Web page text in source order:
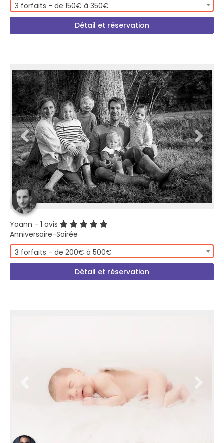
3 forfaits - de 150€ à 350€
Détail et réservation
Yoann - 1 avis
Anniversaire-Soirée
3 forfaits - de 200€ à 500€
Détail et réservation